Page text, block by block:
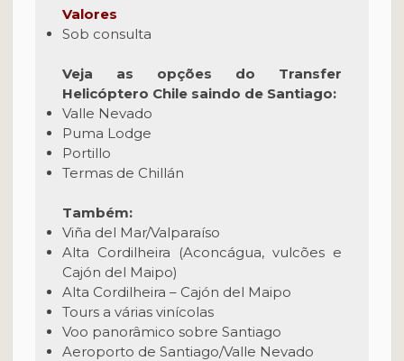
Valores
Sob consulta
Veja as opções do Transfer
Helicóptero Chile saindo de Santiago:
Valle Nevado
Puma Lodge
Portillo
Termas de Chillán
Também:
Viña del Mar/Valparaíso
Alta Cordilheira (Aconcágua, vulcões e
Cajón del Maipo)
Alta Cordilheira – Cajón del Maipo
Tours a várias vinícolas
Voo panorâmico sobre Santiago
Aeroporto de Santiago/Valle Nevado